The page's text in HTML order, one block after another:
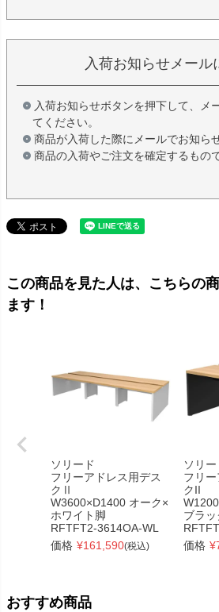
入荷お知らせメール
入荷お知らせボタンを押下して、メ
てください。
商品が入荷した際にメールでお知ら
商品の入荷やご注文を確定するもの
この商品を見た人は、こちらの
ます！
ソリード
フリーアドレス用デス
クⅡ
W3600×D1400 オーク×
ホワイト脚
RFTFT2-3614OA-WL
価格 ¥161,590(税込)
ソリー
フリ
クII
ブラッ
価格 ¥
おすすめ商品